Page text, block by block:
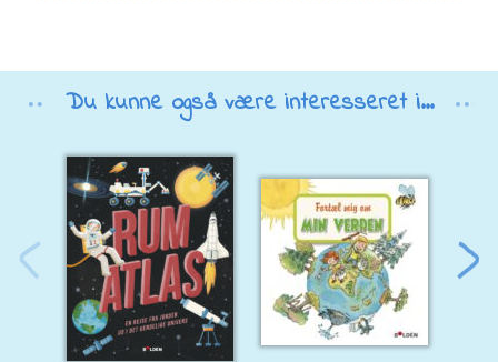
Du kunne også være interesseret i...